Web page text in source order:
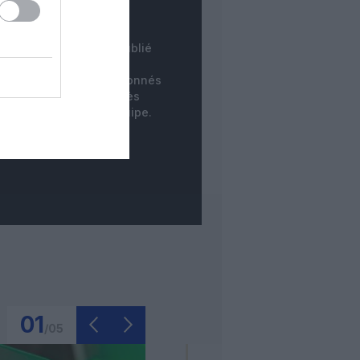
INSTANTANÉ
commentaire est publié
des non-abonnés
sont publiés qu'après
par notre équipe.
01